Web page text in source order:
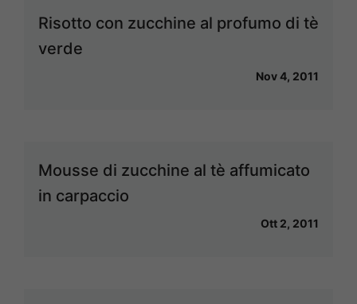
Risotto con zucchine al profumo di tè
verde
Nov 4, 2011
Mousse di zucchine al tè affumicato
in carpaccio
Ott 2, 2011